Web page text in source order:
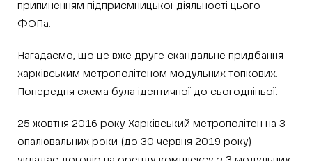
припиненням підприємницької діяльності цього
ФОПа.
Нагадаємо, що це вже друге скандальне придбання
харківським метрополітеном модульних топкових.
Попередня схема була ідентичної до сьогодніньої.
25 жовтня 2016 року Харківський метрополітен на 3
опалювальних роки (до 30 червня 2019 року)